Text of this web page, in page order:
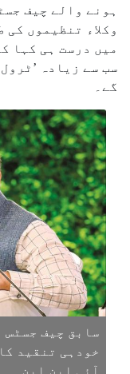
ہونے والے چیف
وکلاء تنظیموں
میں درست ہی کہا
سب سے زیادہ
گے۔
سابق چیف جسٹس
خودہی تنقید
آئی این این